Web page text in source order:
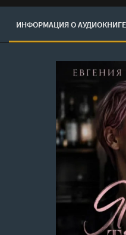
ИНФОРМАЦИЯ О АУДИОКНИГЕ